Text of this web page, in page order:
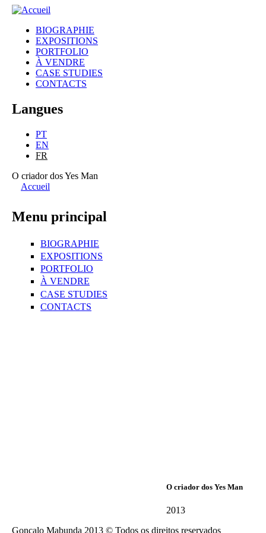
mabunda
Menu principal
BIOGRAPHIE
EXPOSITIONS
PORTFOLIO
À VENDRE
CASE STUDIES
CONTACTS
Langues
PT
EN
FR
O criador dos Yes Man
Accueil
Menu principal
BIOGRAPHIE
EXPOSITIONS
PORTFOLIO
À VENDRE
CASE STUDIES
CONTACTS
O criador dos Yes Man
2013
Gonçalo Mabunda 2013 © Todos os direitos reservados